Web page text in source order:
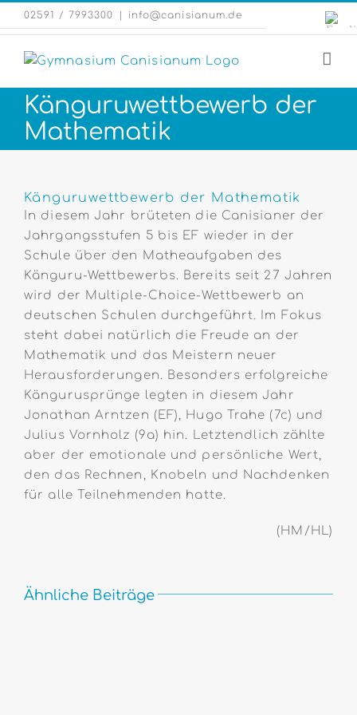
Zum
Inhalt
springen
02591 / 7993300 info@canisianum.de
Känguruwettbewerb der
Mathematik
grösseres
Bild
Känguruwettbewerb der Mathematik
In diesem Jahr brüteten die Canisianer der
Jahrgangsstufen 5 bis EF wieder in der
Schule über den Matheaufgaben des
Känguru-Wettbewerbs. Bereits seit 27 Jahren
wird der Multiple-Choice-Wettbewerb an
deutschen Schulen durchgeführt. Im Fokus
steht dabei natürlich die Freude an der
Mathematik und das Meistern neuer
Herausforderungen. Besonders erfolgreiche
Kängurusprünge legten in diesem Jahr
Jonathan Arntzen (EF), Hugo Trahe (7c) und
Julius Vornholz (9a) hin. Letztendlich zählte
aber der emotionale und persönliche Wert,
den das Rechnen, Knobeln und Nachdenken
für alle Teilnehmenden hatte.
(HM/HL)
Ähnliche Beiträge